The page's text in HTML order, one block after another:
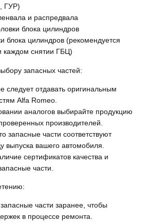
ГУР)
и распредвала
блока цилиндров
блока цилиндров (рекомендуется
каждом снятии ГБЦ)
запасных частей:
следует отдавать оригинальным
Alfa Romeo.
аналогов выбирайте продукцию
производителей.
запасные части соответствуют
выпуска вашего автомобиля.
сертификатов качества и
части.
части заранее, чтобы
в процессе ремонта.